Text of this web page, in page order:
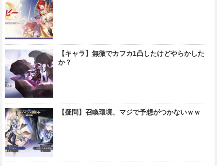
【キャラ】無微でカフカ1凸したけどやらかした
か？
【疑問】召喚環境、マジで予想がつかないｗｗ